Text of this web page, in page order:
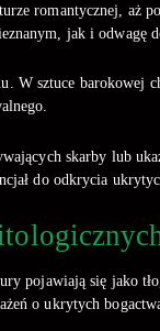
romantycznej, aż
jak i odwagę
W sztuce barokowej
skarby lub
do odkrycia
pojawiają się jako
o ukrytych